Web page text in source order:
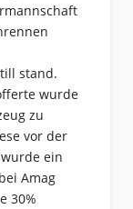
stand.
wurde
zu
vor der
ein
Amag
30%